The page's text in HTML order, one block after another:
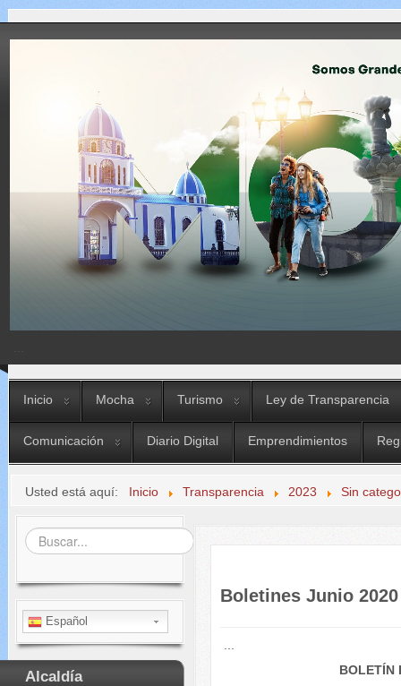
Inicio Mocha Turismo Ley de Transparencia
Comunicación Diario Digital Emprendimientos
Usted está aquí: Inicio Transparencia 2023 Sin
Buscar...
Español
Alcaldía
Boletines Junio 2020
BOLETÍN